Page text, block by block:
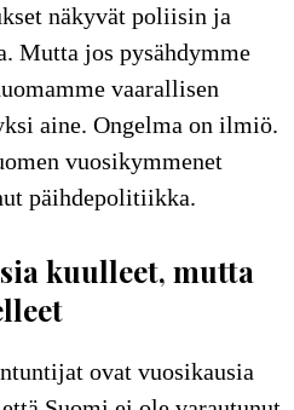
näkyvät poliisin ja
Mutta jos pysähdymme
vaarallisen
aine. Ongelma on ilmiö.
vuosikymmenet
päihdepolitiikka.
kuulleet, mutta
ovat vuosikausia